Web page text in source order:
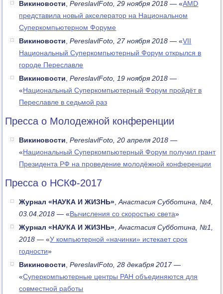
Викиновости ,PereslavlFoto, 29 ноября 2018 — «AMD
представила новый акселератор на Национальном
Суперкомпьютерном Форуме
Викиновости ,PereslavlFoto, 27 ноября 2018 — «VII
Национальный Суперкомпьютерный Форум открылся в
городе Переславле
Викиновости ,PereslavlFoto, 19 ноября 2018 —
«Национальный Суперкомпьютерный Форум пройдёт в
Переславле в седьмой раз
Пресса о Молодежной конференции
Викиновости ,PereslavlFoto, 20 апреля 2018 —
«Национальный Суперкомпьютерный Форум получил грант
Президента РФ на проведение молодёжной конференции
Пресса о НСКФ-2017
Журнал «НАУКА И ЖИЗНЬ» ,Анастасия Субботина, №4,
03.04.2018 — «Вычисления со скоростью света»
Журнал «НАУКА И ЖИЗНЬ» ,Анастасия Субботина, №1,
2018 — «У компьютерной «начинки» истекает срок
годности»
Викиновости ,PereslavlFoto, 28 декабря 2017—
«Суперкомпьютерные центры РАН объединяются для
совместной работы